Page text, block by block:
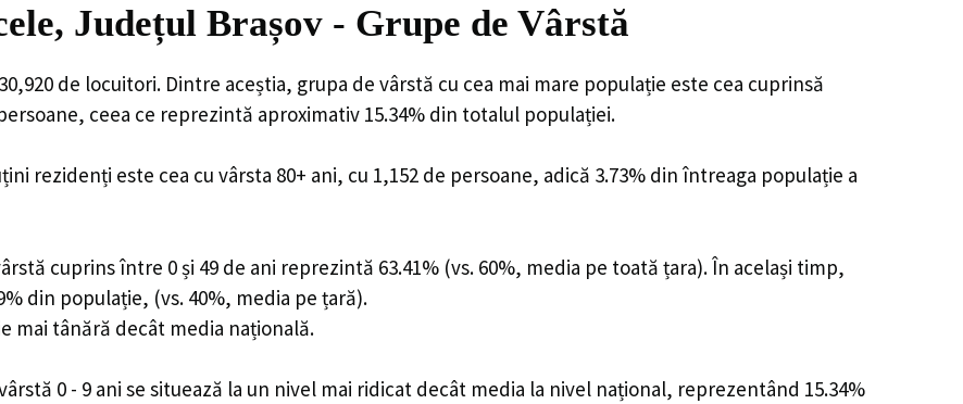
Județul Brașov - Grupe de Vârstă
de locuitori. Dintre aceștia, grupa de vârstă cu cea mai mare populație este cea cuprinsă
ceea ce reprezintă aproximativ 15.34% din totalul populației.
rezidenți este cea cu vârsta 80+ ani, cu 1,152 de persoane, adică 3.73% din întreaga populație a
cuprins între 0 și 49 de ani reprezintă 63.41% (vs. 60%, media pe toată țara). În același timp,
din populație, (vs. 40%, media pe țară).
mai tânără decât media națională.
0 - 9 ani se situează la un nivel mai ridicat decât media la nivel național, reprezentând 15.34%